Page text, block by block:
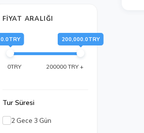
FIYAT ARALIĞI
0TRY 200000 TRY +
0.0TRY 200,000.0TRY
Tur Süresi
2 Gece 3 Gün